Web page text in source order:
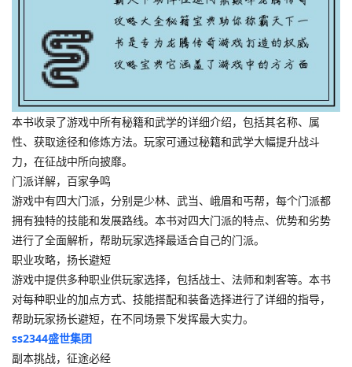
本书收录了游戏中所有秘籍和武学的详细介绍，包括其名称、属
性、获取途径和修炼方法。玩家可通过秘籍和武学大幅提升战斗
力，在征战中所向披靡。
门派详解，百家争鸣
游戏中有四大门派，分别是少林、武当、峨眉和丐帮，每个门派都
拥有独特的技能和发展路线。本书对四大门派的特点、优势和劣势
进行了全面解析，帮助玩家选择最适合自己的门派。
职业攻略，扬长避短
游戏中提供多种职业供玩家选择，包括战士、法师和刺客等。本书
对每种职业的加点方式、技能搭配和装备选择进行了详细的指导，
帮助玩家扬长避短，在不同场景下发挥最大实力。
ss2344盛世集团
副本挑战，征途必经